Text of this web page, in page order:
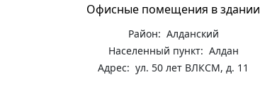
Офисные помещения в здании
Район: Алданский
Населенный пункт: Алдан
Адрес: ул. 50 лет ВЛКСМ, д. 11